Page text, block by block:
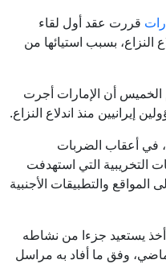
قررت عقد أول لقاء
النزاع، بسبب استيائها من
الخميس أن الإمارات أجرت
إيرانيين منذ اندلاع النزاع.
في أعقاب الضربات
التخريبية التي استهدفت
والتطبيقات الأجنبية
أخذ يستعيد جزءا من نشاطه
وفق ما أفاد به مراسل